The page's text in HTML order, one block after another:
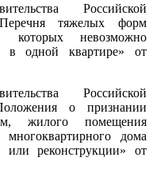
Российской
тяжелых форм
которых невозможно
в одной квартире» от
Российской
о признании
жилого помещения
дома
реконструкции» от